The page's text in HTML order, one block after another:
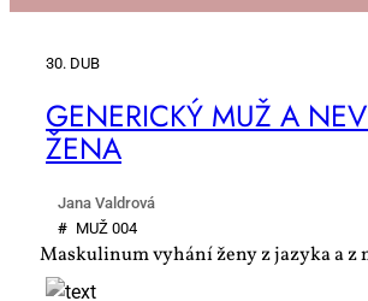
30. DUB
GE­NE­RIC­KÝ MUŽ A
ŽE­NA
Jana Valdrová
# MUŽ 004
Maskulinum vyhání ženy z jazyka a z